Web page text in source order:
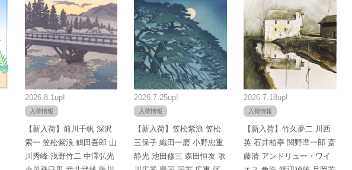
2026.8.1up!
入荷情報
【新入荷】前川千帆 深沢
索一 笠松紫浪 鶴田吾郎 山
川秀峰 浅野竹二 中澤弘光
2026.7.25up!
入荷情報
【新入荷】笠松紫浪 笠松
三保子 織田一磨 小野忠重
静光 池田修三 森田恒友 歌
2026.7.18up!
入荷情報
【新入荷】竹久夢二 川西
英 石井柏亭 関野凖一郎 斎
藤清 アンドリュー・ワイ